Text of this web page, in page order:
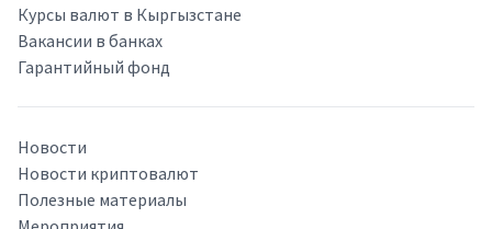
Курсы валют в Кыргызстане
Вакансии в банках
Гарантийный фонд
Новости
Новости криптовалют
Полезные материалы